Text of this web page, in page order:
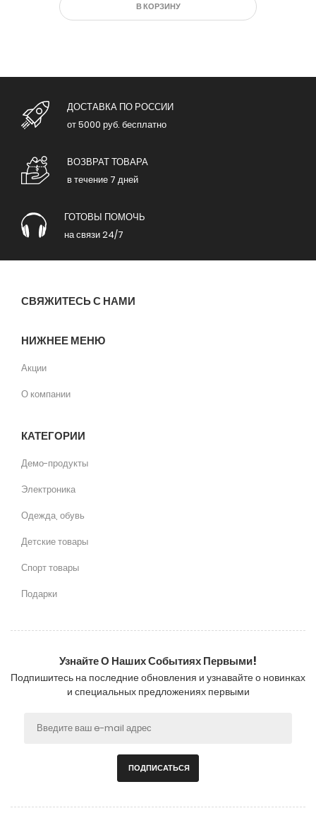
В КОРЗИНУ
ДОСТАВКА ПО РОССИИ
от 5000 руб. бесплатно
ВОЗВРАТ ТОВАРА
в течение 7 дней
ГОТОВЫ ПОМОЧЬ
на связи 24/7
СВЯЖИТЕСЬ С НАМИ
НИЖНЕЕ МЕНЮ
Акции
О компании
КАТЕГОРИИ
Демо-продукты
Электроника
Одежда, обувь
Детские товары
Спорт товары
Подарки
Узнайте О Наших Событиях Первыми!
Подпишитесь на последние обновления и узнавайте о новинках
и специальных предложениях первыми
ПОДПИСАТЬСЯ